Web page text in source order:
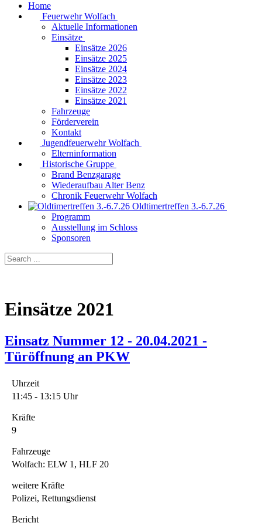
Home
Feuerwehr Wolfach
Aktuelle Informationen
Einsätze
Einsätze 2026
Einsätze 2025
Einsätze 2024
Einsätze 2023
Einsätze 2022
Einsätze 2021
Fahrzeuge
Förderverein
Kontakt
Jugendfeuerwehr Wolfach
Elterninformation
Historische Gruppe
Brand Benzgarage
Wiederaufbau Alter Benz
Chronik Feuerwehr Wolfach
Oldtimertreffen 3.-6.7.26
Programm
Ausstellung im Schloss
Sponsoren
Einsätze 2021
Einsatz Nummer 12 - 20.04.2021 -
Türöffnung an PKW
Uhrzeit
11:45 - 13:15 Uhr
Kräfte
9
Fahrzeuge
Wolfach: ELW 1, HLF 20
weitere Kräfte
Polizei, Rettungsdienst
Bericht